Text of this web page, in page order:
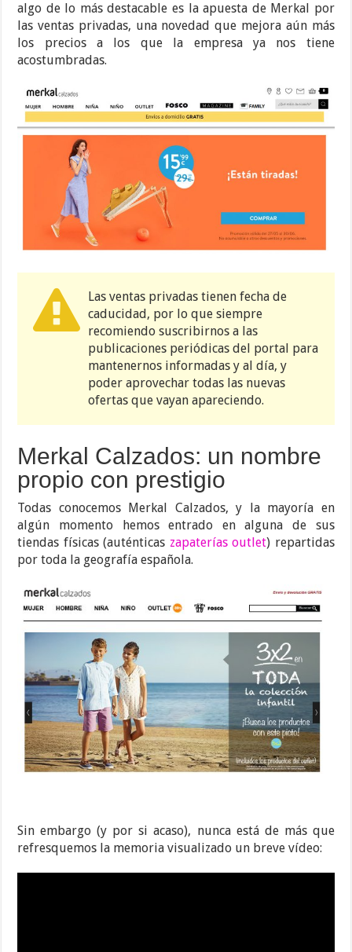
algo de lo más destacable es la apuesta de Merkal por
las ventas privadas, una novedad que mejora aún más
los precios a los que la empresa ya nos tiene
acostumbradas.
Las ventas privadas tienen fecha de
caducidad, por lo que siempre
recomiendo suscribirnos a las
publicaciones periódicas del portal para
mantenernos informadas y al día, y
poder aprovechar todas las nuevas
ofertas que vayan apareciendo.
Merkal Calzados: un nombre
propio con prestigio
Todas conocemos Merkal Calzados, y la mayoría en
algún momento hemos entrado en alguna de sus
tiendas físicas (auténticas zapaterías outlet) repartidas
por toda la geografía española.
Sin embargo (y por si acaso), nunca está de más que
refresquemos la memoria visualizado un breve vídeo: